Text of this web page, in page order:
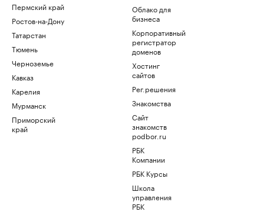
Пермский край
Ростов-на-Дону
Татарстан
Тюмень
Черноземье
Кавказ
Карелия
Мурманск
Приморский
край
Облако для
бизнеса
Корпоративный
регистратор
доменов
Хостинг
сайтов
Рег.решения
Знакомства
Сайт
знакомств
podbor.ru
РБК
Компании
РБК Курсы
Школа
управления
РБК